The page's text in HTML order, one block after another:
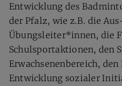
Entwicklung des
der Pfalz, wie z.B. die
Übungsleiter*innen, die
Schulsportaktionen, den
Erwachsenenbereich,
Entwicklung sozialer